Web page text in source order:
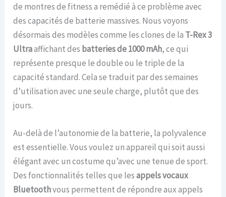
de montres de fitness a remédié à ce problème avec
des capacités de batterie massives. Nous voyons
désormais des modèles comme les clones de la T-Rex 3
Ultraaffichant des batteries de 1000 mAh, ce qui
représente presque le double ou le triple de la
capacité standard. Cela se traduit par des semaines
d’utilisation avec une seule charge, plutôt que des
jours.
Au-delà de l’autonomie de la batterie, la polyvalence
est essentielle. Vous voulez un appareil qui soit aussi
élégant avec un costume qu’avec une tenue de sport.
Des fonctionnalités telles que lesappels vocaux
Bluetoothvous permettent de répondre aux appels